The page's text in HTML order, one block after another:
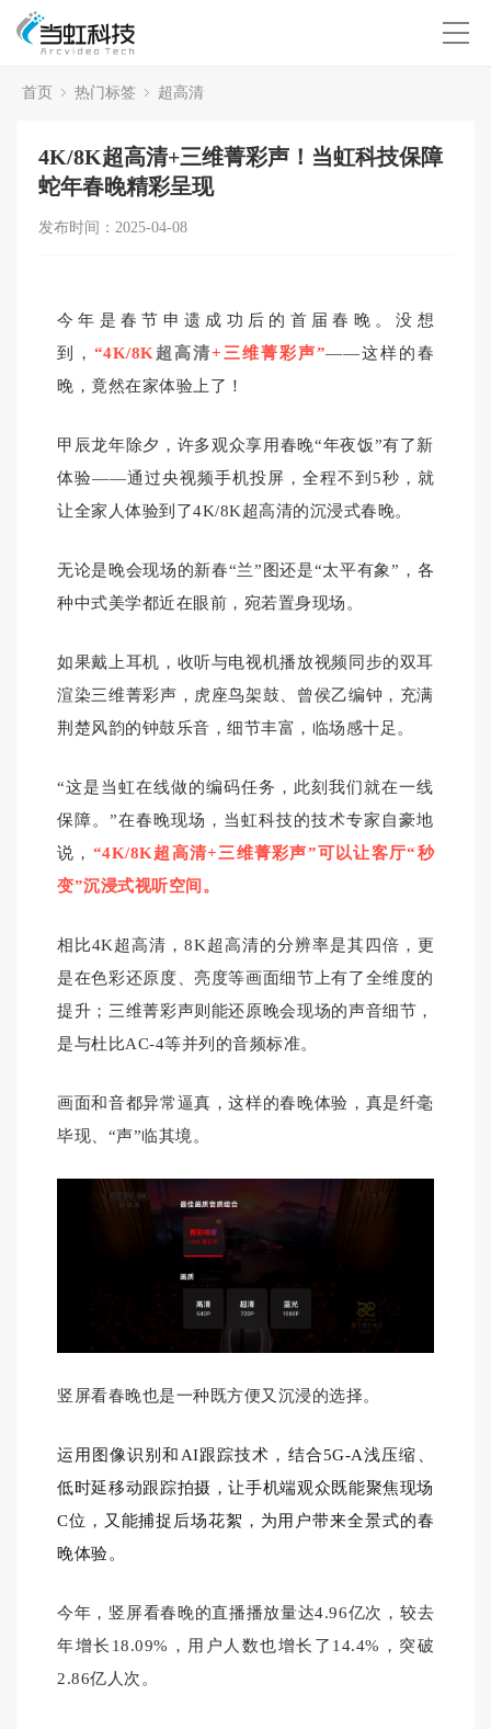
首页 热门标签 超高清
4K/8K超高清+三维菁彩声！当虹科技保障
蛇年春晚精彩呈现
发布时间：2025-04-08
今年是春节申遗成功后的首届春晚。没想
到， “4K/8K 超高清+三维菁彩声”——这样的春
晚，竟然在家体验上了！
甲辰龙年除夕，许多观众享用春晚“年夜饭”有了新
体验——通过央视频手机投屏，全程不到5秒，就
让全家人体验到了4K/8K超高清的沉浸式春晚。
无论是晚会现场的新春“兰”图还是“太平有象”，各
种中式美学都近在眼前，宛若置身现场。
如果戴上耳机，收听与电视机播放视频同步的双耳
渲染三维菁彩声，虎座鸟架鼓、曾侯乙编钟，充满
荆楚风韵的钟鼓乐音，细节丰富，临场感十足。
“这是当虹在线做的编码任务，此刻我们就在一线
保障。”在春晚现场，当虹科技的技术专家自豪地
说， “4K/8K超高清+三维菁彩声”可以让客厅“秒
变”沉浸式视听空间。
相比4K超高清，8K超高清的分辨率是其四倍，更
是在色彩还原度、亮度等画面细节上有了全维度的
提升；三维菁彩声则能还原晚会现场的声音细节，
是与杜比AC-4等并列的音频标准。
画面和音都异常逼真，这样的春晚体验，真是纤毫
毕现、“声”临其境。
竖屏看春晚也是一种既方便又沉浸的选择。
运用图像识别和AI跟踪技术，结合5G-A浅压缩、
低时延移动跟踪拍摄，让手机端观众既能聚焦现场
C位，又能捕捉后场花絮，为用户带来全景式的春
晚体验。
今年，竖屏看春晚的直播播放量达4.96亿次，较去
年增长18.09%，用户人数也增长了14.4%，突破
2.86亿人次。